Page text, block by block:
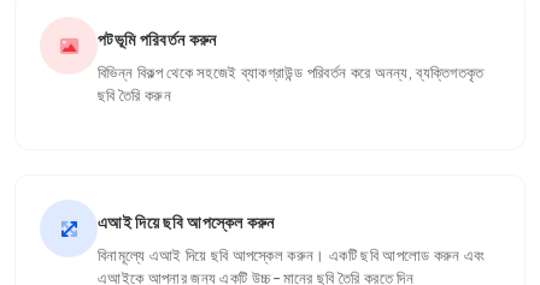
পটভূমি পরিবর্তন করুন
বিভিন্ন বিকল্প থেকে সহজেই ব্যাকগ্রাউন্ড পরিবর্তন করে অনন্য, ব্যক্তিগতকৃত
ছবি তৈরি করুন
এআই দিয়ে ছবি আপস্কেল করুন
বিনামূল্যে এআই দিয়ে ছবি আপস্কেল করুন। একটি ছবি আপলোড করুন এবং
এআইকে আপনার জন্য একটি উচ্চ-মানের ছবি তৈরি করতে দিন